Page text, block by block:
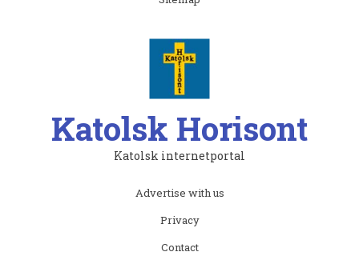
Katolsk Horisont
Katolsk internetportal
Advertise with us
Privacy
Contact